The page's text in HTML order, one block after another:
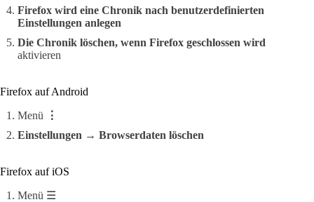
Firefox wird eine Chronik nach benutzerdefinierten
Einstellungen anlegen
Die Chronik löschen, wenn Firefox geschlossen wird
aktivieren
Firefox auf Android
Menü
⋮
Einstellungen → Browserdaten löschen
Firefox auf iOS
Menü ☰